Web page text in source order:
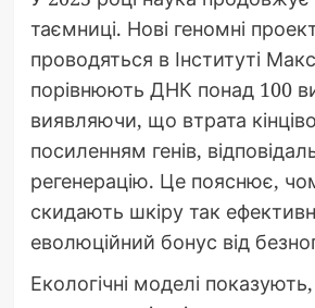
таємниці. Нові геномні
проводяться в Інституті
порівнюють ДНК понад 100
виявляючи, що втрата
посиленням генів,
регенерацію. Це пояснює,
скидають шкіру так
еволюційний бонус від
Екологічні моделі